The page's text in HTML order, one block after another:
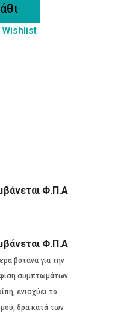
Φ.Π.Α
Φ.Π.Α
βότανα για την
συμπτωμάτων
ενισχύει το
δρα κατά των